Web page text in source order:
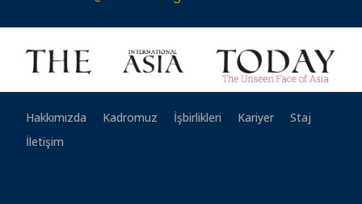
Hakkımızda Kadromuz İşbirlikleri Kariyer
Staj
İletişim